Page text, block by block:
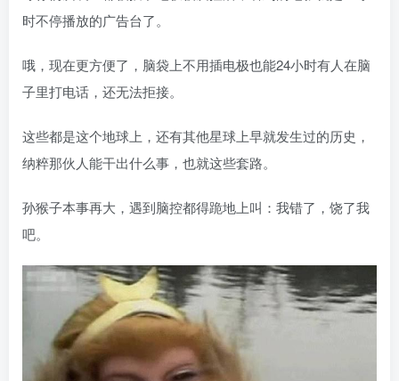
时不停播放的广告台了。
哦，现在更方便了，脑袋上不用插电极也能24小时有人在脑
子里打电话，还无法拒接。
这些都是这个地球上，还有其他星球上早就发生过的历史，
纳粹那伙人能干出什么事，也就这些套路。
孙猴子本事再大，遇到脑控都得跪地上叫：我错了，饶了我
吧。